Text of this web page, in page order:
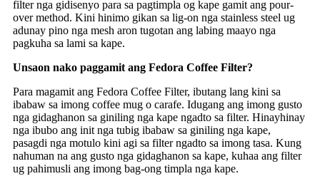
filter nga gidisenyo para sa pagtimpla og kape gamit ang pour-
over method. Kini hinimo gikan sa lig-on nga stainless steel ug
adunay pino nga mesh aron tugotan ang labing maayo nga
pagkuha sa lami sa kape.
Unsaon nako paggamit ang Fedora Coffee Filter?
Para magamit ang Fedora Coffee Filter, ibutang lang kini sa
ibabaw sa imong coffee mug o carafe. Idugang ang imong gusto
nga gidaghanon sa giniling nga kape ngadto sa filter. Hinayhinay
nga ibubo ang init nga tubig ibabaw sa giniling nga kape,
pasagdi nga motulo kini agi sa filter ngadto sa imong tasa. Kung
nahuman na ang gusto nga gidaghanon sa kape, kuhaa ang filter
ug pahimusli ang imong bag-ong timpla nga kape.